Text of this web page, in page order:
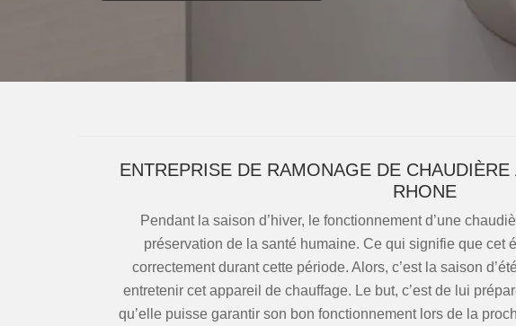
ENTREPRISE DE RAMONAGE DE
RHONE
Pendant la saison d’hiver, le fonctionnement d’une
préservation de la santé humaine. Ce qui signifie que cet
correctement durant cette période. Alors, c’est la saison
entretenir cet appareil de chauffage. Le but, c’est de lui
qu’elle puisse garantir son bon fonctionnement lors de la